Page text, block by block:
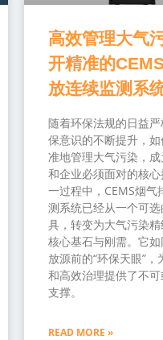
高效管理大气
开精准的
放连续监测系
随着环保法规的日益
保意识的不断提升，
准地管理大气污染，
和企业必须面对的核
一过程中，CEMS烟气
测系统已经从一个可
具，转变为大气污染
核心基石与刚需。它
放源前的“环保天眼”，
和高效治理提供了不
支撑。
READ MORE »